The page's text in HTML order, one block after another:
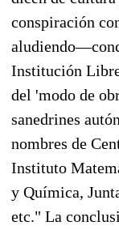
conspiración
Institución
del 'modo de
sanedrines
nombres de
Instituto
y Química,
etc." La